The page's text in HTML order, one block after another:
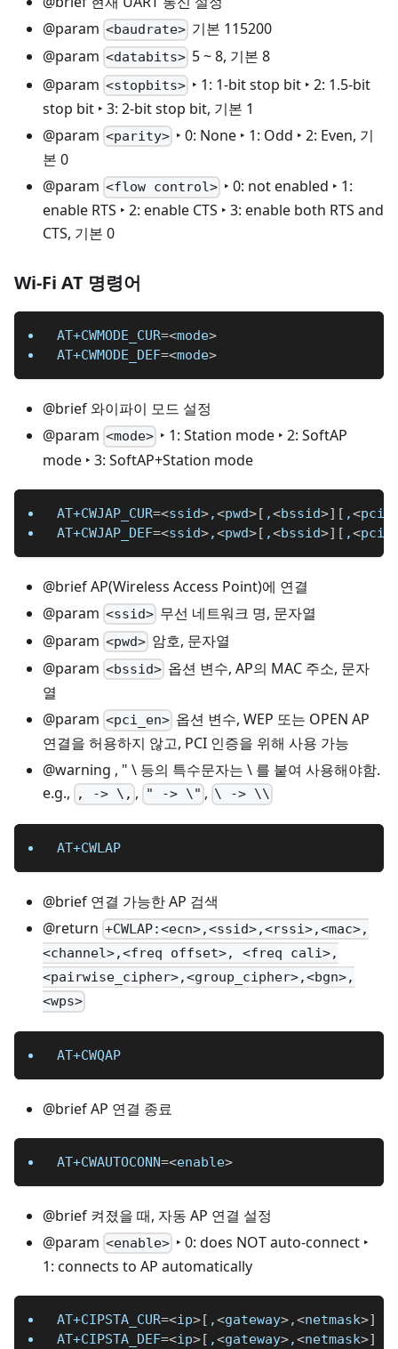
@param <baudrate> 기본 115200
@param <databits> 5 ~ 8, 기본 8
@param <stopbits> ‣ 1: 1-bit stop bit ‣ 2: 1.5-bit
stop bit ‣ 3: 2-bit stop bit, 기본 1
@param <parity> ‣ 0: None ‣ 1: Odd ‣ 2: Even, 기
본 0
@param <flow control> ‣ 0: not enabled ‣ 1:
enable RTS ‣ 2: enable CTS ‣ 3: enable both RTS and
CTS, 기본 0
Wi-Fi AT 명령어
AT+CWMODE_CUR=<mode>
AT+CWMODE_DEF=<mode>
@brief 와이파이 모드 설정
@param <mode> ‣ 1: Station mode ‣ 2: SoftAP
mode ‣ 3: SoftAP+Station mode
AT+CWJAP_CUR=<ssid>,<pwd>[ ,<bssid>] [ ,<
AT+CWJAP_DEF=<ssid>,<pwd>[ ,<bssid>] [ ,<
@brief AP(Wireless Access Point)에 연결
@param <ssid> 무선 네트워크 명, 문자열
@param <pwd> 암호, 문자열
@param <bssid> 옵션 변수, AP의 MAC 주소, 문자
열
@param <pci_en> 옵션 변수, WEP 또는 OPEN AP
연결을 허용하지 않고, PCI 인증을 위해 사용 가능
@warning , " \ 등의 특수문자는 \ 를 붙여 사용해야함.
e.g.,
, -> \, , " -> \" , \ -> \\
AT+CWLAP
@brief 연결 가능한 AP 검색
@return +CWLAP:<ecn>,<ssid>,<rssi>,<mac>,
<channel>,<freq offset>, <freq cali>,
<pairwise_cipher>,<group_cipher>,<bgn>,
<wps>
AT+CWQAP
@brief AP 연결 종료
AT+CWAUTOCONN=<enable>
@brief 켜졌을 때, 자동 AP 연결 설정
@param <enable> ‣ 0: does NOT auto-connect ‣
1: connects to AP automatically
AT+CIPSTA_CUR=<ip>[ ,<gateway>,<netmask>]
AT+CIPSTA_DEF=<ip>[ ,<gateway>,<netmask>]